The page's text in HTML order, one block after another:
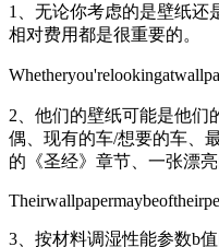
1、无论你考虑的是壁纸还
相对费用都是很重要的。
2、他们的壁纸可能是他们
偶、现有的车/想要的车、
的《圣经》章节、一张漂
3、按材料调湿性能参数b